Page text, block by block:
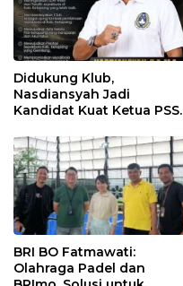
Didukung Klub,
Nasdiansyah Jadi
Kandidat Kuat Ketua PSSI
BRI BO Fatmawati:
Olahraga Padel dan